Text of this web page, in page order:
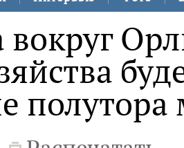
вокруг
полутора